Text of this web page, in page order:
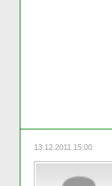
13.12.2011 15:00